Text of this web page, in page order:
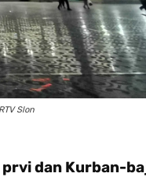
Slon
prvi dan Kurban-